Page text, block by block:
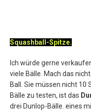
Squashball-Spitze.
Ich würde gerne
viele Bälle. Mach das
Ball. Sie müssen nicht 10
Bälle zu testen, ist das
drei Dunlop-Bälle. eines